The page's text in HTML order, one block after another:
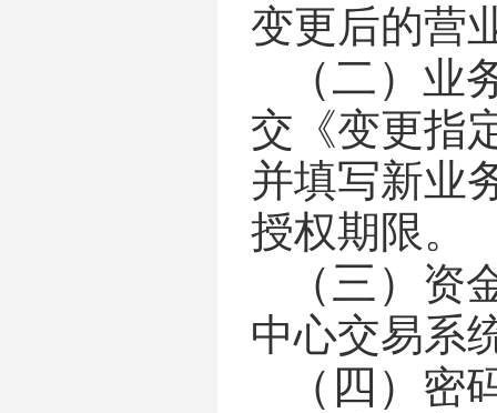
变更后的营
（二） 业
交《变更指
并填写新业
授权期限。
（三） 资
中心交易系
（四） 密